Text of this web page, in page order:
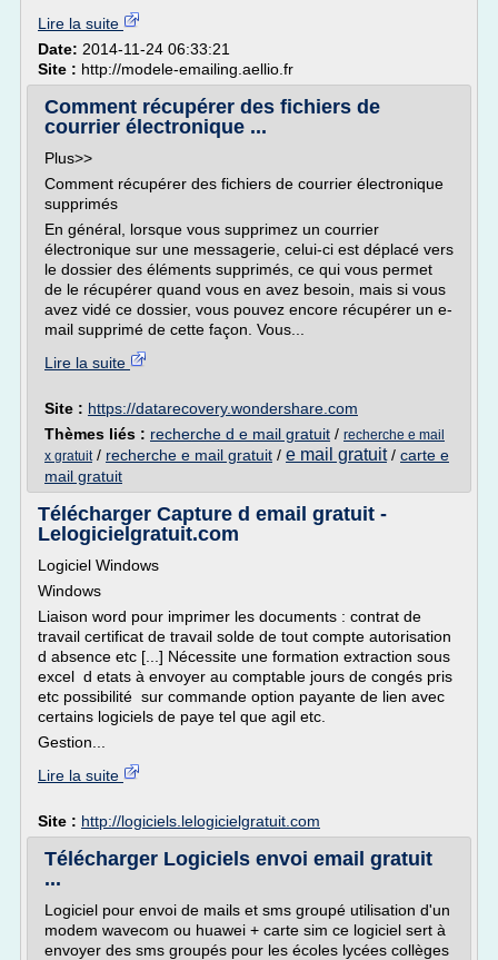
Lire la suite
Date: 2014-11-24 06:33:21
Site : http://modele-emailing.aellio.fr
Comment récupérer des fichiers de
courrier électronique ...
Plus>>
Comment récupérer des fichiers de courrier électronique
supprimés
En général, lorsque vous supprimez un courrier
électronique sur une messagerie, celui-ci est déplacé vers
le dossier des éléments supprimés, ce qui vous permet
de le récupérer quand vous en avez besoin, mais si vous
avez vidé ce dossier, vous pouvez encore récupérer un e-
mail supprimé de cette façon. Vous...
Lire la suite
Site : https://datarecovery.wondershare.com
Thèmes liés : recherche d e mail gratuit / recherche e mail
x gratuit/ recherche e mail gratuit / e mail gratuit/ carte e
mail gratuit
Télécharger Capture d email gratuit -
Lelogicielgratuit.com
Logiciel Windows
Windows
Liaison word pour imprimer les documents : contrat de
travail certificat de travail solde de tout compte autorisation
d absence etc [...] Nécessite une formation extraction sous
excel d etats à envoyer au comptable jours de congés pris
etc possibilité sur commande option payante de lien avec
certains logiciels de paye tel que agil etc.
Gestion...
Lire la suite
Site : http://logiciels.lelogicielgratuit.com
Télécharger Logiciels envoi email gratuit
...
Logiciel pour envoi de mails et sms groupé utilisation d'un
modem wavecom ou huawei + carte sim ce logiciel sert à
envoyer des sms groupés pour les écoles lycées collèges